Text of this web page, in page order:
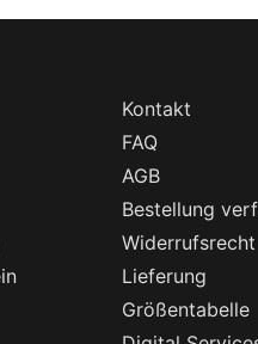
Kontakt
FAQ
AGB
Bestellung
Widerrufsrecht
Lieferung
Größentabelle